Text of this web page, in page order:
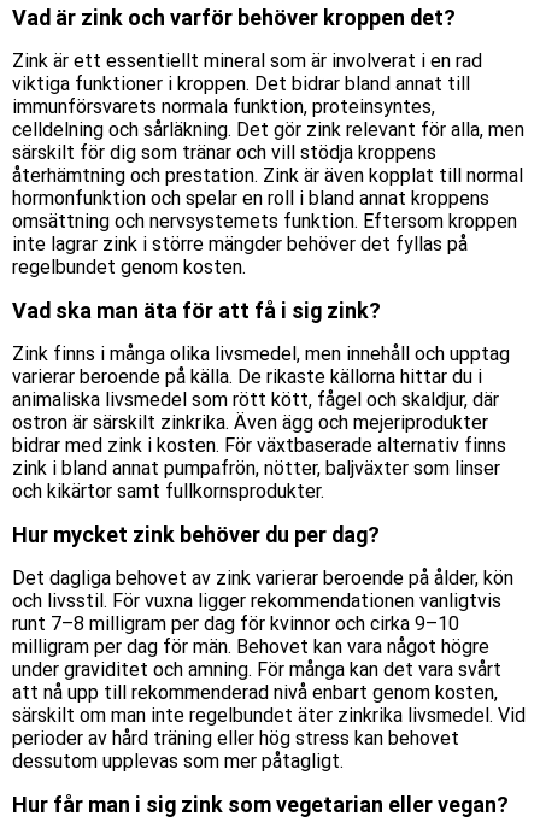
Vad är zink och varför behöver kroppen det?
Zink är ett essentiellt mineral som är involverat i en rad
viktiga funktioner i kroppen. Det bidrar bland annat till
immunförsvarets normala funktion, proteinsyntes,
celldelning och sårläkning. Det gör zink relevant för alla, men
särskilt för dig som tränar och vill stödja kroppens
återhämtning och prestation. Zink är även kopplat till normal
hormonfunktion och spelar en roll i bland annat kroppens
omsättning och nervsystemets funktion. Eftersom kroppen
inte lagrar zink i större mängder behöver det fyllas på
regelbundet genom kosten.
Vad ska man äta för att få i sig zink?
Zink finns i många olika livsmedel, men innehåll och upptag
varierar beroende på källa. De rikaste källorna hittar du i
animaliska livsmedel som rött kött, fågel och skaldjur, där
ostron är särskilt zinkrika. Även ägg och mejeriprodukter
bidrar med zink i kosten. För växtbaserade alternativ finns
zink i bland annat pumpafrön, nötter, baljväxter som linser
och kikärtor samt fullkornsprodukter.
Hur mycket zink behöver du per dag?
Det dagliga behovet av zink varierar beroende på ålder, kön
och livsstil. För vuxna ligger rekommendationen vanligtvis
runt 7–8 milligram per dag för kvinnor och cirka 9–10
milligram per dag för män. Behovet kan vara något högre
under graviditet och amning. För många kan det vara svårt
att nå upp till rekommenderad nivå enbart genom kosten,
särskilt om man inte regelbundet äter zinkrika livsmedel. Vid
perioder av hård träning eller hög stress kan behovet
dessutom upplevas som mer påtagligt.
Hur får man i sig zink som vegetarian eller vegan?